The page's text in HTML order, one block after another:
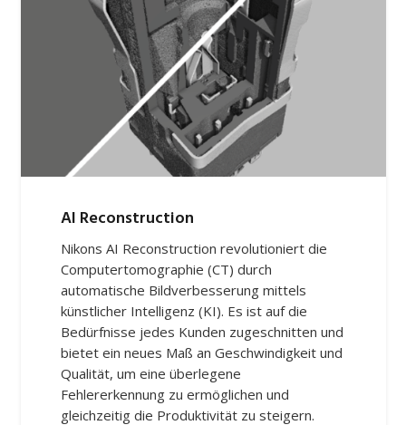
AI Reconstruction
Nikons AI Reconstruction revolutioniert die
Computertomographie (CT) durch
automatische Bildverbesserung mittels
künstlicher Intelligenz (KI). Es ist auf die
Bedürfnisse jedes Kunden zugeschnitten und
bietet ein neues Maß an Geschwindigkeit und
Qualität, um eine überlegene
Fehlererkennung zu ermöglichen und
gleichzeitig die Produktivität zu steigern.